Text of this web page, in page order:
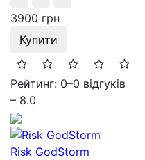
3900 грн
Купити
Рейтинг: 0–0 відгуків
– 8.0
Risk GodStorm